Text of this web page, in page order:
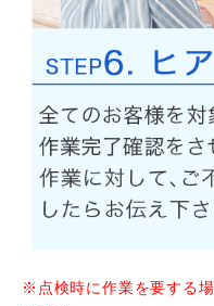
※点検時に作業を要する